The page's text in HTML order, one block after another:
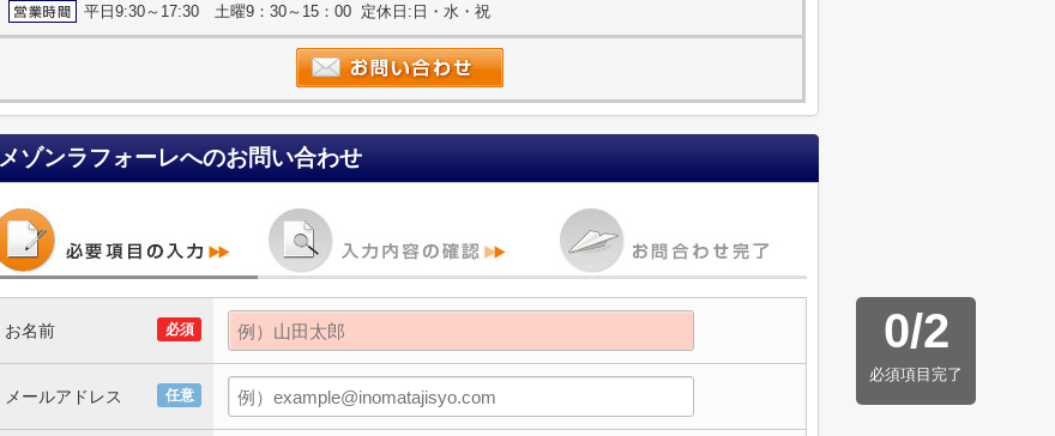
平日9:30～17:30 土曜9：30～15：00 定休日:日・水・祝
メゾンラフォーレへのお問い合わせ
0/2
必須項目完了
必須
お名前
任意
メールアドレス